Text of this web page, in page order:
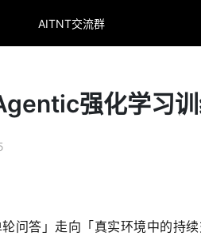
AITNT交流群
强化学习
问答」走向「真实环境中的持